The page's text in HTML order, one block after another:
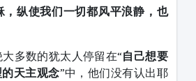
，纵使我们一切都风平浪静，也
多数的犹太人停留在“自己想要
的天主观念”中，他们没有认出耶